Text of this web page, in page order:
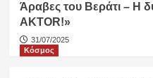
Άραβες του Βεράτι – Η
AKTOR!»
31/07/2025
Κόσμος